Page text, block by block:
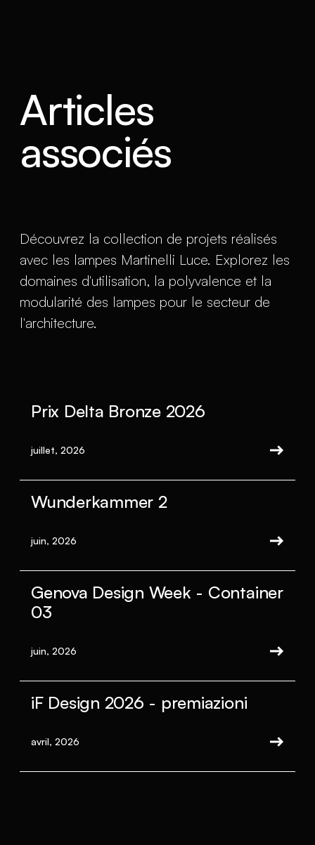
Articles
associés
Découvrez la collection de projets réalisés
avec les lampes Martinelli Luce. Explorez les
domaines d'utilisation, la polyvalence et la
modularité des lampes pour le secteur de
l'architecture.
Prix Delta Bronze 2026
juillet, 2026
Wunderkammer 2
juin, 2026
Genova Design Week - Container
03
juin, 2026
iF Design 2026 - premiazioni
avril, 2026